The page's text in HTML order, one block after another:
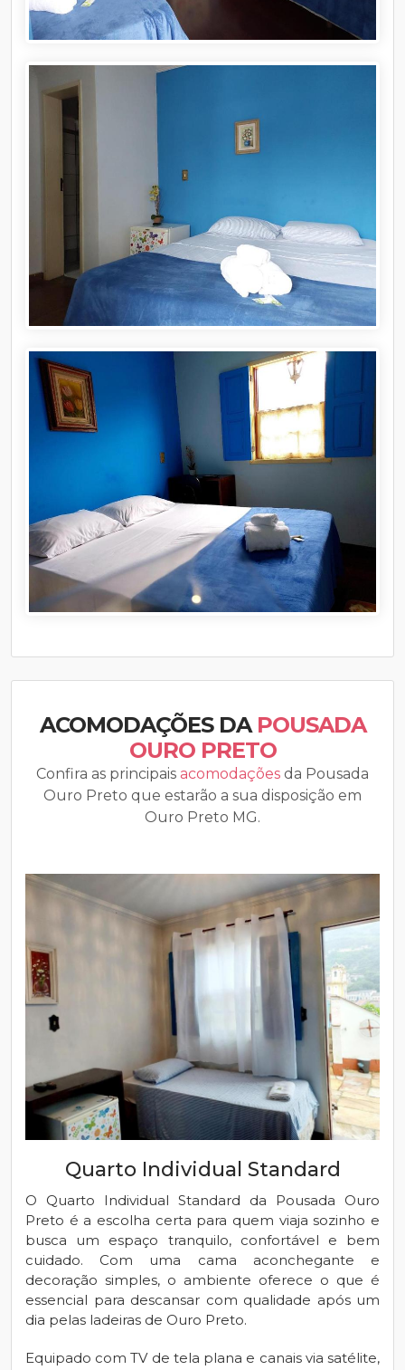
ACOMODAÇÕES DA POUSADA
OURO PRETO
Confira as principais acomodações da Pousada
Ouro Preto que estarão a sua disposição em
Ouro Preto MG.
Quarto Individual Standard
O Quarto Individual Standard da Pousada Ouro
Preto é a escolha certa para quem viaja sozinho e
busca um espaço tranquilo, confortável e bem
cuidado. Com uma cama aconchegante e
decoração simples, o ambiente oferece o que é
essencial para descansar com qualidade após um
dia pelas ladeiras de Ouro Preto.
Equipado com TV de tela plana e canais via satélite,